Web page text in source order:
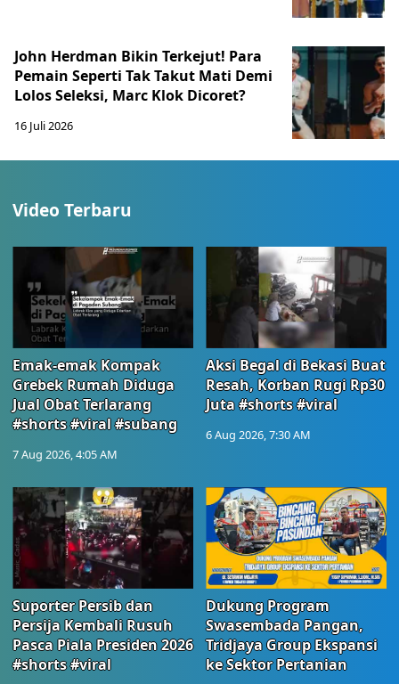
John Herdman Bikin Terkejut! Para
Pemain Seperti Tak Takut Mati Demi
Lolos Seleksi, Marc Klok Dicoret?
16 Juli 2026
Video Terbaru
Emak-emak Kompak
Grebek Rumah Diduga
Jual Obat Terlarang
#shorts #viral #subang
7 Aug 2026, 4:05 AM
Aksi Begal di Bekasi Buat
Resah, Korban Rugi Rp30
Juta #shorts #viral
6 Aug 2026, 7:30 AM
Suporter Persib dan
Persija Kembali Rusuh
Pasca Piala Presiden 2026
#shorts #viral
Dukung Program
Swasembada Pangan,
Tridjaya Group Ekspansi
ke Sektor Pertanian